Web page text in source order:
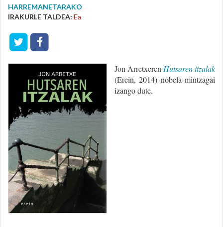
HARREMANETARAKO
IRAKURLE TALDEA: Ea
Jon Arretxeren Hutsaren itzalak
(Erein, 2014) nobela mintzagai
izango dute.